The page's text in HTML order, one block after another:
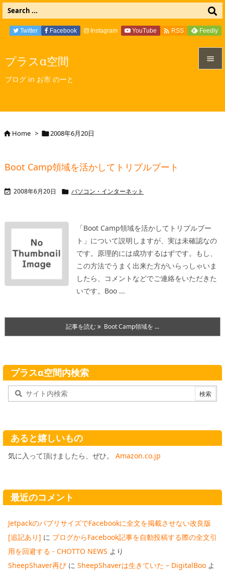
プラスα空間
ブログ in お市 のーと

Twitter Facebook Instagram YouTube  RSS Feedly
Home > 2008年6月20日
Boot Camp領域を活かしてトリプルブート
 2008年6月20日  パソコン・インターネット
「Boot Camp領域を活かしてトリプルブー
ト」について説明しますが、実は未確認なの
です。原理的には成功するはずです。もし、
この方法でうまく出来た方がいらっしゃいま
したら、コメントなどでご連絡をいただきた
いです。 Boo ...
記事を読む Boot Camp領域を ...
プラスα空間内検索
あると嬉しいもの
気に入って頂けましたら、ぜひ。 Amazon.co.jp
最近のコメント
JetpackのパブリサイズでFacebookに全文を掲載させない改良版
[追記あり] に ブログからFacebook記事を自動投稿する際の全文引
用を回避する - CHOTTO NEWS より
SheepShaver再び に SheepShaverは生きていた – DigitalBoo よ